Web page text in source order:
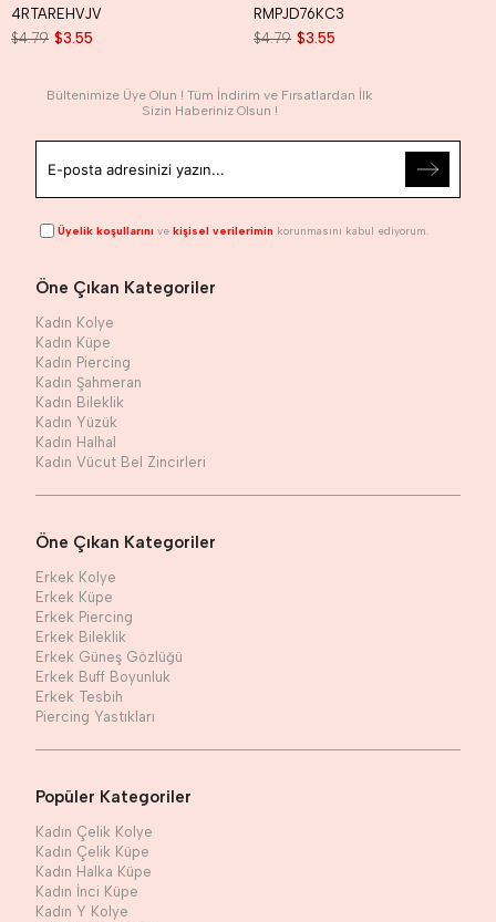
4RTAREHVJV
$3.55
$4.79
RMPJD76KC3
$3.55
$4.79
Bültenimize Üye Olun ! Tüm İndirim ve Fırsatlardan İlk
Sizin Haberiniz Olsun !
Üyelik koşullarını vekişisel verilerimin korunmasını kabul ediyorum.
Öne Çıkan Kategoriler
Kadın Kolye
Kadın Küpe
Kadın Piercing
Kadın Şahmeran
Kadın Bileklik
Kadın Yüzük
Kadın Halhal
Kadın Vücut Bel Zincirleri
Öne Çıkan Kategoriler
Erkek Kolye
Erkek Küpe
Erkek Piercing
Erkek Bileklik
Erkek Güneş Gözlüğü
Erkek Buff Boyunluk
Erkek Tesbih
Piercing Yastıkları
Popüler Kategoriler
Kadın Çelik Kolye
Kadın Çelik Küpe
Kadın Halka Küpe
Kadın İnci Küpe
Kadın Y Kolye